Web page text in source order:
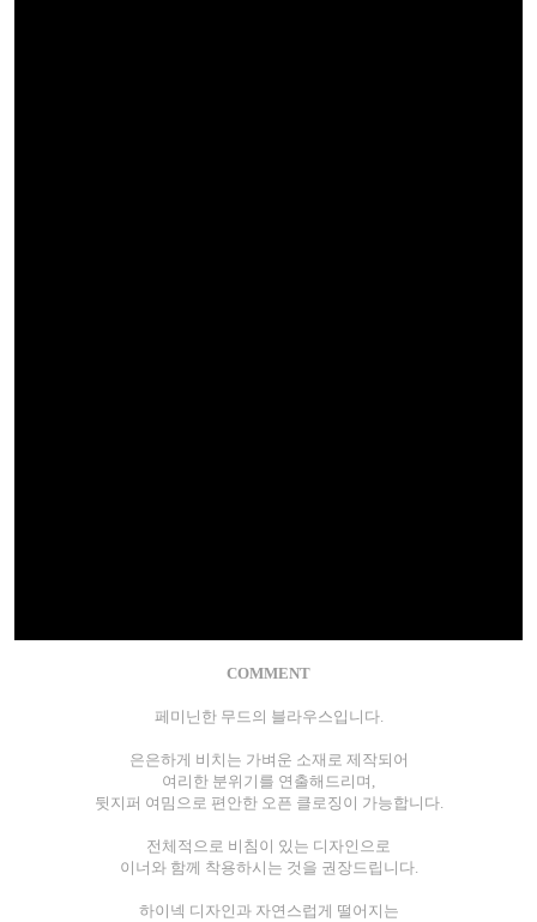
COMMENT
페미닌한 무드의 블라우스입니다.
은은하게 비치는 가벼운 소재로 제작되어
여리한 분위기를 연출해드리며,
뒷지퍼 여밈으로 편안한 오픈 클로징이 가능합니다.
전체적으로 비침이 있는 디자인으로
이너와 함께 착용하시는 것을 권장드립니다.
하이넥 디자인과 자연스럽게 떨어지는